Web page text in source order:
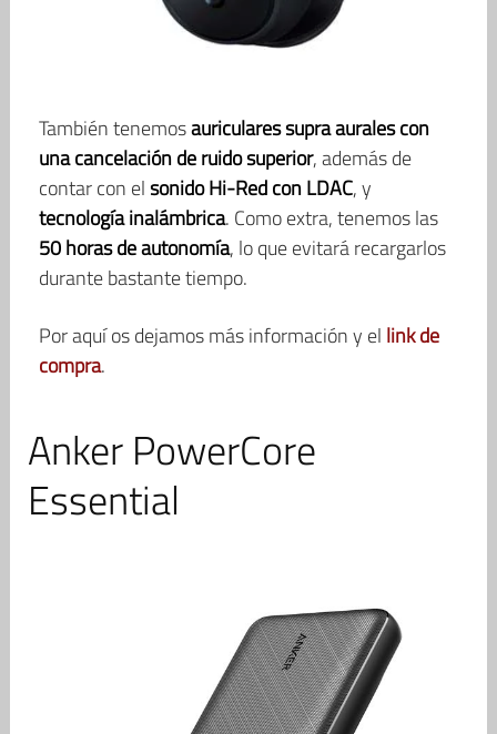
También tenemosauriculares supra aurales con
una cancelación de ruido superior, además de
contar con elsonido Hi-Red con LDAC, y
tecnología inalámbrica. Como extra, tenemos las
50 horas de autonomía, lo que evitará recargarlos
durante bastante tiempo.
Por aquí os dejamos más información y el link de
compra.
Anker PowerCore
Essential